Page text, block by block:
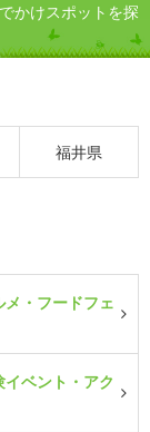
かけスポットを探
福井県
メ・フードフェ
イベント・アク